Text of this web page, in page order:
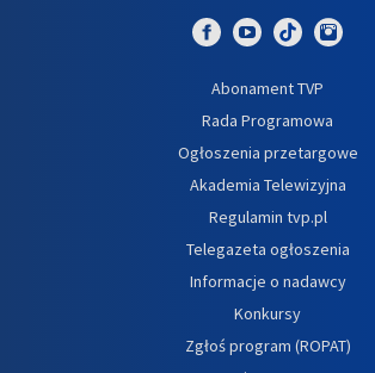
Abonament TVP
Rada Programowa
Ogłoszenia przetargowe
Akademia Telewizyjna
Regulamin tvp.pl
Telegazeta ogłoszenia
Informacje o nadawcy
Konkursy
Zgłoś program (ROPAT)